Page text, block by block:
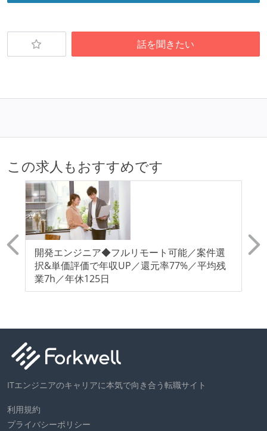
話を聞きたい
この求人もおすすめです
開発エンジニア◆フルリモート可能／案件選
択&単価評価で年収UP／還元率77%／平均残
業7h／年休125日
ITエンジニアのキャリアに本気で向き合う転職サイト
利用規約
プライバシーポリシー